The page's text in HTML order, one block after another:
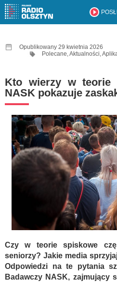
Opublikowany 29 kwietnia 2026
Polecane,Aktualności,
Kto wierzy w teorie
NASK pokazuje
Czy w teorie spiskowe
seniorzy? Jakie media
Odpowiedzi na te pytania
Badawczy NASK, zajmujący